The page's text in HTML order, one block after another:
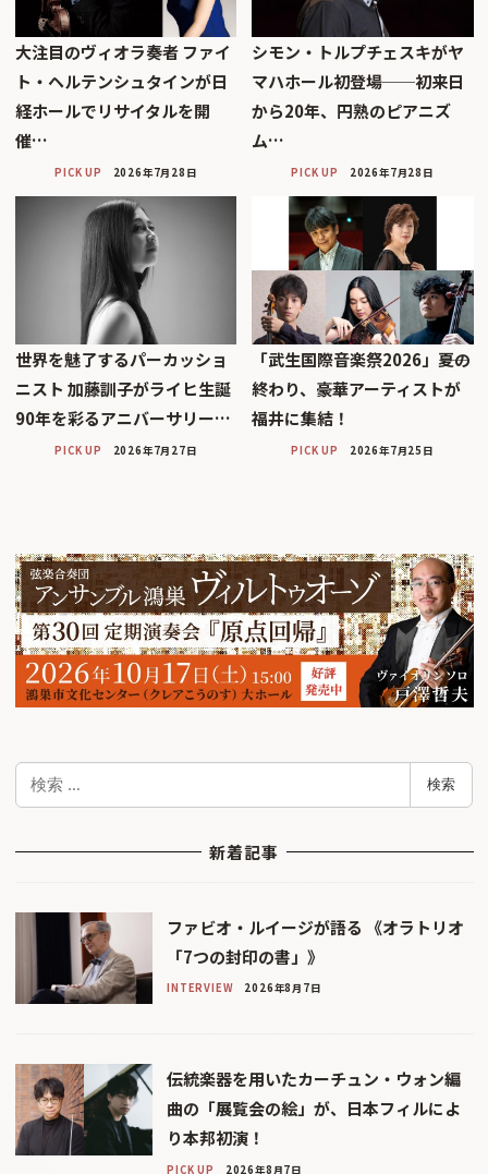
大注目のヴィオラ奏者 ファイ
ト・ヘルテンシュタインが日
経ホールでリサイタルを開
催…
PICK UP 2026年7月28日
シモン・トルプチェスキがヤ
マハホール初登場──初来日
から20年、円熟のピアニズ
ム…
PICK UP 2026年7月28日
世界を魅了するパーカッショ
ニスト 加藤訓子がライヒ生誕
90年を彩るアニバーサリー…
PICK UP 2026年7月27日
「武生国際音楽祭2026」――夏の
終わり、豪華アーティストが
福井に集結！
PICK UP 2026年7月25日
検
検索
新着記事
ファビオ・ルイージが語る 《オラトリオ
「7つの封印の書」》
INTERVIEW 2026年8月7日
伝統楽器を用いたカーチュン・ウォン編
曲の「展覧会の絵」が、日本フィルによ
り本邦初演！
PICK UP 2026年8月7日